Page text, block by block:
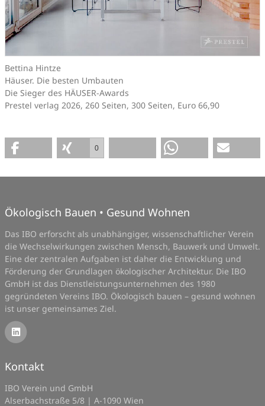
Bettina Hintze
Häuser. Die besten Umbauten
Die Sieger des HÄUSER-Awards
Prestel verlag 2026, 260 Seiten, 300 Seiten, Euro 66,90
0
Ökologisch Bauen • Gesund Wohnen
Das IBO erforscht als unabhängiger, wissenschaftlicher Verein
die Wechselwirkungen zwischen Mensch, Bauwerk und Umwelt.
Eine der zentralen Aufgaben ist daher die Entwicklung und
Förderung der Grundlagen ökologischer Architektur. Die IBO
GmbH ist das Dienstleistungsunternehmen des 1980
gegründeten Vereins IBO. Ökologisch bauen – gesund wohnen
ist unser gemeinsames Ziel.
Kontakt
IBO Verein und GmbH
Alserbachstraße 5/8 | A-1090 Wien